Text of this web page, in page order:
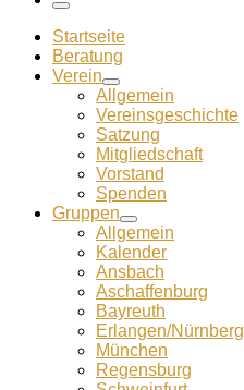
Menü
Startseite
Beratung
Verein
Allgemein
Vereins­geschichte
Satzung
Mitglied­schaft
Vorstand
Spenden
Gruppen
Allgemein
Kalender
Ansbach
Aschaffenburg
Bayreuth
Erlangen/Nürnberg
München
Regensburg